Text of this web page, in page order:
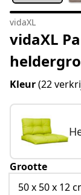
vidaXL
vidaXL
Kleur(22
Grootte
50 x 50 x 12